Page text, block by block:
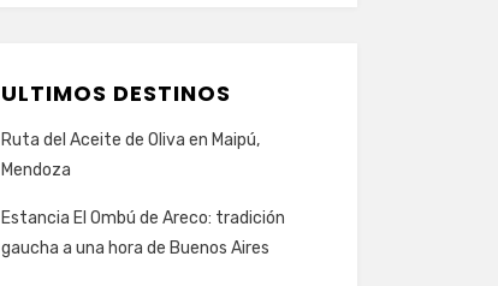
ULTIMOS DESTINOS
Ruta del Aceite de Oliva en Maipú,
Mendoza
Estancia El Ombú de Areco: tradición
gaucha a una hora de Buenos Aires